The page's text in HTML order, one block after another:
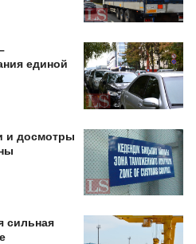
единой
и досмотры
сильная